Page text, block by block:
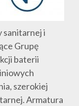
sanitarnej i
Grupę
baterii
szerokiej
Armatura